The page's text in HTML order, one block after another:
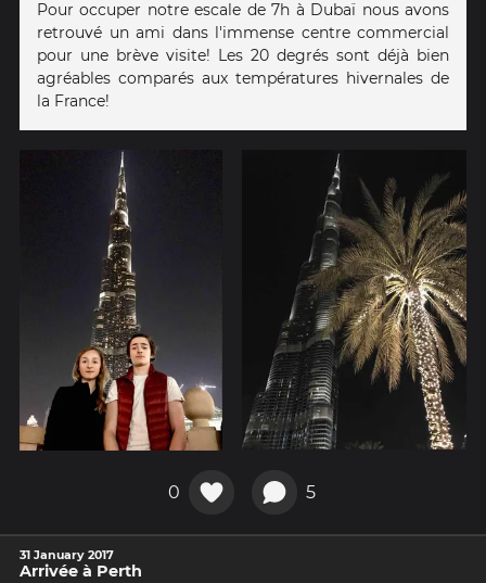
Pour occuper notre escale de 7h à Dubaï nous avons
retrouvé un ami dans l'immense centre commercial
pour une brève visite! Les 20 degrés sont déjà bien
agréables comparés aux températures hivernales de
la France!
0 5
31 January 2017
Arrivée à Perth